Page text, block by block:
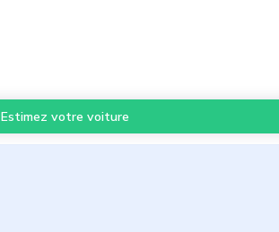
Estimez votre voiture